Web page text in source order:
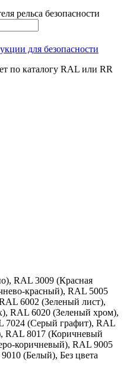
рельса безопасности
для безопасности
по каталогу RAL или RR
RAL 3009 (Красная
красный), RAL 5005
6002 (Зеленый лист),
RAL 6020 (Зеленый хром),
7024 (Серый графит), RAL
RAL 8017 (Коричневый
коричневый), RAL 9005
(Белый), Без цвета